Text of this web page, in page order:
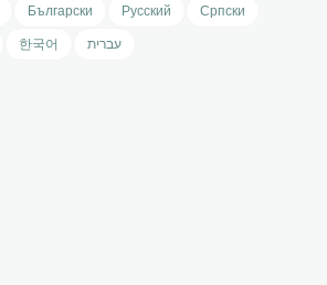
Български Русский
Српски
한국어 עברית